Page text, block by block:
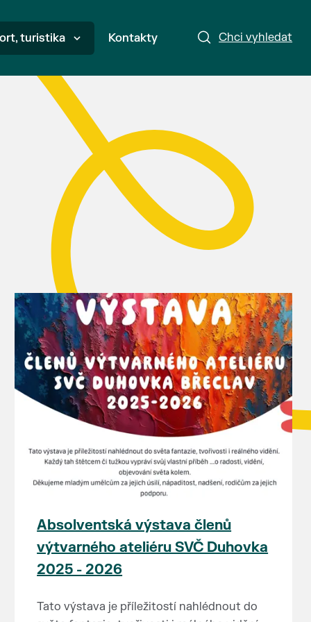
Chci vyhledat
turistika Kontakty
Absolventská výstava členů
výtvarného ateliéru SVČ Duhovka
2025 - 2026
Tato výstava je příležitostí nahlédnout do